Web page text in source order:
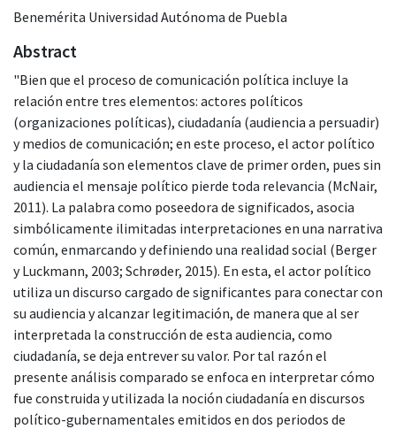
Benemérita Universidad Autónoma de Puebla
Abstract
"Bien que el proceso de comunicación política incluye la
relación entre tres elementos: actores políticos
(organizaciones políticas), ciudadanía (audiencia a persuadir)
y medios de comunicación; en este proceso, el actor político
y la ciudadanía son elementos clave de primer orden, pues sin
audiencia el mensaje político pierde toda relevancia (McNair,
2011). La palabra como poseedora de significados, asocia
simbólicamente ilimitadas interpretaciones en una narrativa
común, enmarcando y definiendo una realidad social (Berger
y Luckmann, 2003; Schrøder, 2015). En esta, el actor político
utiliza un discurso cargado de significantes para conectar con
su audiencia y alcanzar legitimación, de manera que al ser
interpretada la construcción de esta audiencia, como
ciudadanía, se deja entrever su valor. Por tal razón el
presente análisis comparado se enfoca en interpretar cómo
fue construida y utilizada la noción ciudadanía en discursos
político-gubernamentales emitidos en dos periodos de